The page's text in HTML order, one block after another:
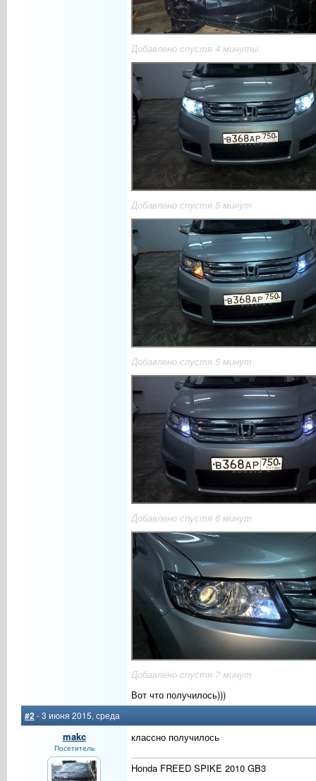
Добавлено спустя 4 минуты
Добавлено спустя 5 минут
Добавлено спустя 5 минут
Добавлено спустя 6 минут
Добавлено спустя 7 минут
Вот что получилось)))
#2- 3 июня 2015, среда
makc
Посетитель
классно получилось
Honda FREED SPIKE 2010 GB3